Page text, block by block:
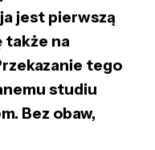
jest pierwszą
także na
tego
studiu
Bez obaw,